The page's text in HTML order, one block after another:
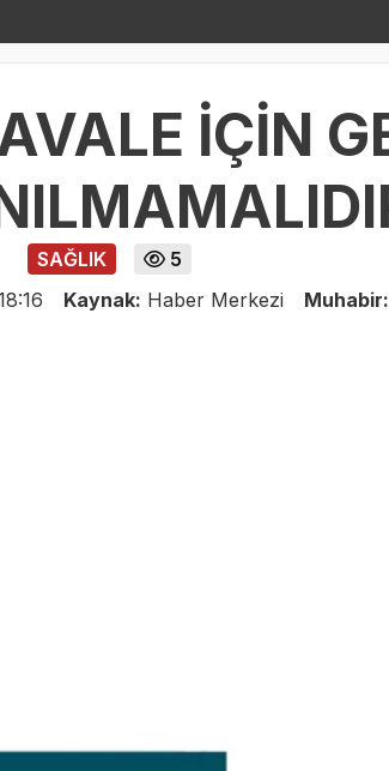
İÇİN
SAĞLIK
5
Kaynak: Haber Merkezi Muhabir: